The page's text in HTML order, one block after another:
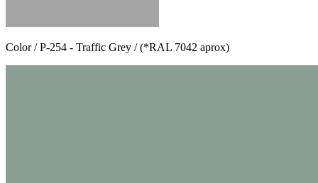
Color / P-254 - Traffic Grey / (*RAL 7042 aprox)